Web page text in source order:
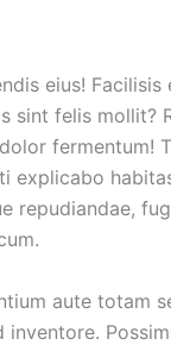
eius!
sint felis mollit?
fermentum!
explicabo
repudiandae,
aute totam
inventore.